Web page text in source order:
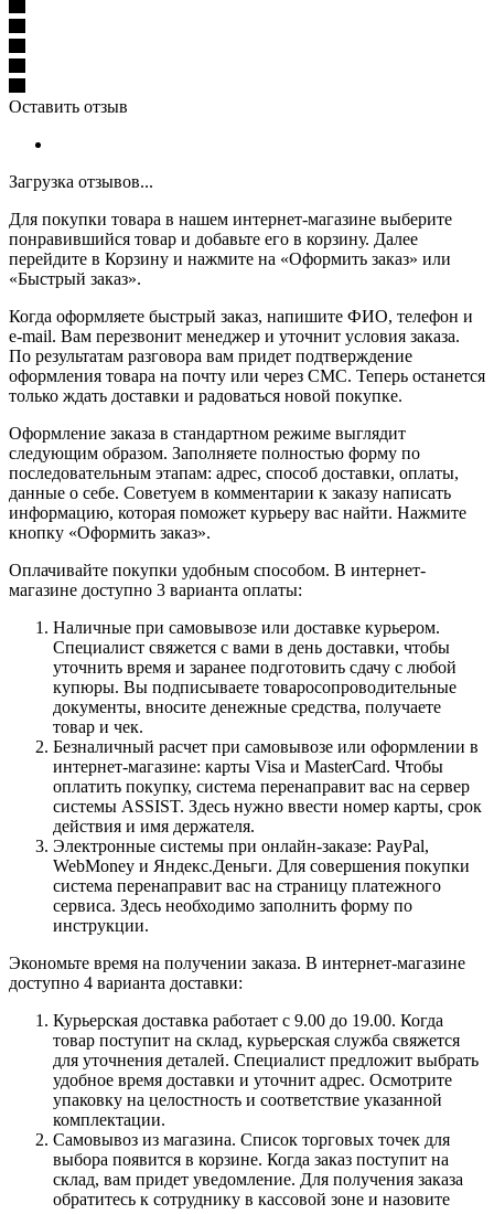
Оставить отзыв
Загрузка отзывов...
Для покупки товара в нашем интернет-магазине выберите
понравившийся товар и добавьте его в корзину. Далее
перейдите в Корзину и нажмите на «Оформить заказ» или
«Быстрый заказ».
Когда оформляете быстрый заказ, напишите ФИО, телефон и
e-mail. Вам перезвонит менеджер и уточнит условия заказа.
По результатам разговора вам придет подтверждение
оформления товара на почту или через СМС. Теперь останется
только ждать доставки и радоваться новой покупке.
Оформление заказа в стандартном режиме выглядит
следующим образом. Заполняете полностью форму по
последовательным этапам: адрес, способ доставки, оплаты,
данные о себе. Советуем в комментарии к заказу написать
информацию, которая поможет курьеру вас найти. Нажмите
кнопку «Оформить заказ».
Оплачивайте покупки удобным способом. В интернет-
магазине доступно 3 варианта оплаты:
Наличные при самовывозе или доставке курьером.
Специалист свяжется с вами в день доставки, чтобы
уточнить время и заранее подготовить сдачу с любой
купюры. Вы подписываете товаросопроводительные
документы, вносите денежные средства, получаете
товар и чек.
Безналичный расчет при самовывозе или оформлении в
интернет-магазине: карты Visa и MasterCard. Чтобы
оплатить покупку, система перенаправит вас на сервер
системы ASSIST. Здесь нужно ввести номер карты, срок
действия и имя держателя.
Электронные системы при онлайн-заказе: PayPal,
WebMoney и Яндекс.Деньги. Для совершения покупки
система перенаправит вас на страницу платежного
сервиса. Здесь необходимо заполнить форму по
инструкции.
Экономьте время на получении заказа. В интернет-магазине
доступно 4 варианта доставки:
Курьерская доставка работает с 9.00 до 19.00. Когда
товар поступит на склад, курьерская служба свяжется
для уточнения деталей. Специалист предложит выбрать
удобное время доставки и уточнит адрес. Осмотрите
упаковку на целостность и соответствие указанной
комплектации.
Самовывоз из магазина. Список торговых точек для
выбора появится в корзине. Когда заказ поступит на
склад, вам придет уведомление. Для получения заказа
обратитесь к сотруднику в кассовой зоне и назовите